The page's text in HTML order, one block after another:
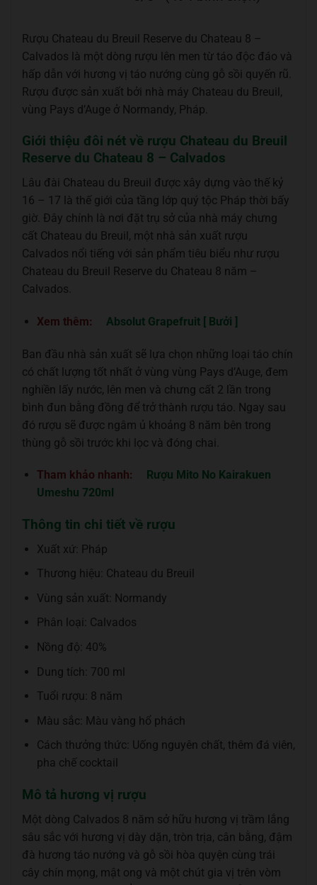
Rượu Chateau du Breuil Reserve du Chateau 8 –
Calvados là một dòng rượu lên men từ táo độc đáo và
hấp dẫn với hương vị táo nướng cùng gỗ sồi quyến rũ.
Rượu được sản xuất bởi nhà máy Chateau du Breuil,
vùng Pays d’Auge ở Normandy, Pháp.
Giới thiệu đôi nét về rượu Chateau du Breuil
Reserve du Chateau 8 – Calvados
Lâu đài Chateau du Breuil được xây dựng vào thế kỷ
16 – 17 là thế giới của tầng lớp quý tộc Pháp thời bấy
giờ. Đây chính là nơi đặt trụ sở của nhà máy chưng
cất Chateau du Breuil, một nhà sản xuất rượu
Calvados nổi tiếng với sản phẩm tiêu biểu như rượu
Chateau du Breuil Reserve du Chateau 8 năm –
Calvados.
Xem thêm: Absolut Grapefruit [ Bưởi ]
Ban đầu nhà sản xuất sẽ lựa chọn những loại táo chín
có chất lượng tốt nhất ở vùng vùng Pays d’Auge, đem
nghiền lấy nước, lên men và chưng cất 2 lần trong
bình đun bằng đồng để trở thành rượu táo. Ngay sau
đó rượu sẽ được ngâm ủ khoảng 8 năm bên trong
thùng gỗ sồi trước khi lọc và đóng chai.
Tham khảo nhanh:
Rượu Mito No Kairakuen
Umeshu 720ml
Thông tin chi tiết về rượu
Xuất xứ: Pháp
Thương hiệu: Chateau du Breuil
Vùng sản xuất: Normandy
Phân loại: Calvados
Nồng độ: 40%
Dung tích: 700 ml
Tuổi rượu: 8 năm
Màu sắc: Màu vàng hổ phách
Cách thưởng thức: Uống nguyên chất, thêm đá viên,
pha chế cocktail
Mô tả hương vị rượu
Một dòng Calvados 8 năm sở hữu hương vị trầm lắng
sâu sắc với hương vị dày dặn, tròn trịa, cân bằng, đậm
đà hương táo nướng và gỗ sồi hòa quyện cùng trái
cây chín mọng, mật ong và một chút gia vị trên vòm